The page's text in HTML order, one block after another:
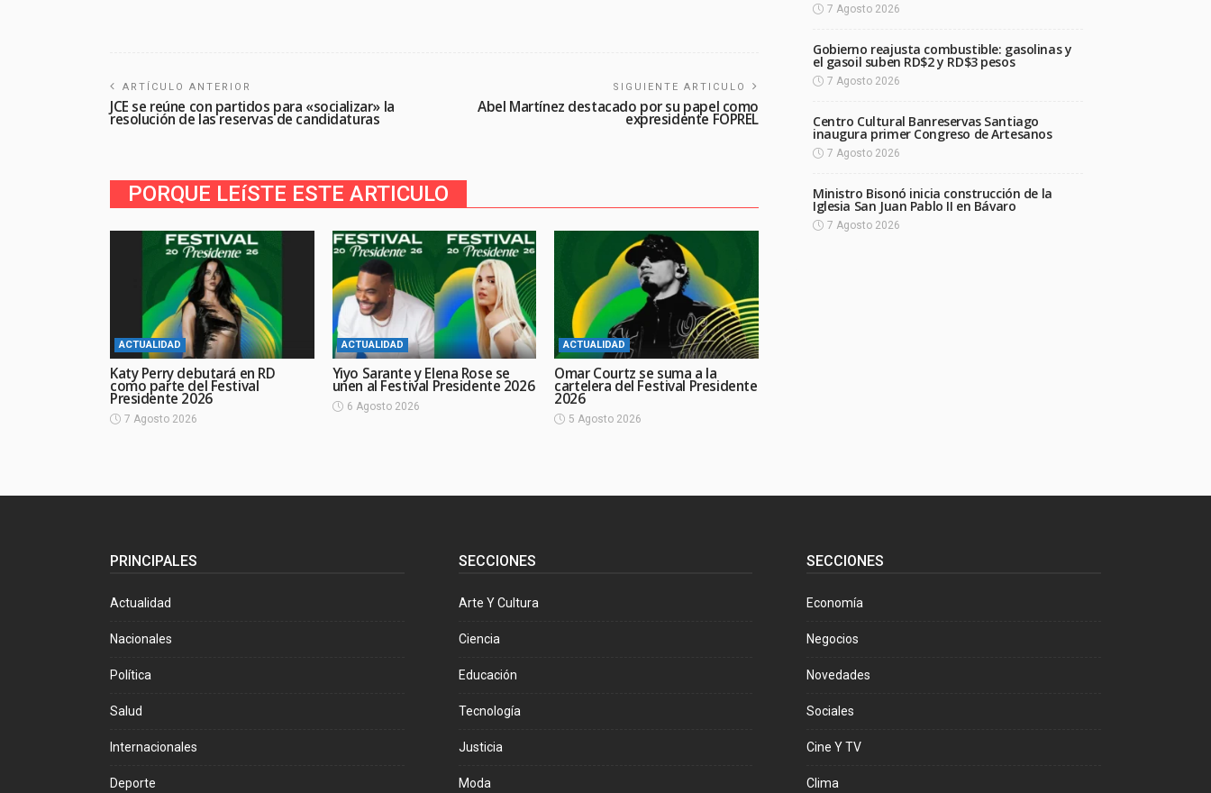
ARTÍCULO ANTERIOR
JCE se reúne con partidos para «socializar» la
resolución de las reservas de candidaturas
SIGUIENTE ARTICULO
Abel Martínez destacado por su papel como
expresidente FOPREL
PORQUE LEíSTE ESTE ARTICULO
ACTUALIDAD
Katy Perry debutará en RD
como parte del Festival
Presidente 2026
7 Agosto 2026
ACTUALIDAD
Yiyo Sarante y Elena Rose se
unen al Festival Presidente 2026
6 Agosto 2026
ACTUALIDAD
Omar Courtz se suma a la
cartelera del Festival Presidente
2026
5 Agosto 2026
7 Agosto 2026
Gobierno reajusta combustible: gasolinas y
el gasoil suben RD$2 y RD$3 pesos
7 Agosto 2026
Centro Cultural Banreservas Santiago
inaugura primer Congreso de Artesanos
7 Agosto 2026
Ministro Bisonó inicia construcción de la
Iglesia San Juan Pablo II en Bávaro
7 Agosto 2026
PRINCIPALES
Actualidad
Nacionales
Política
Salud
Internacionales
Deporte
SECCIONES
Arte Y Cultura
Ciencia
Educación
Tecnología
Justicia
Moda
SECCIONES
Economía
Negocios
Novedades
Sociales
Cine Y TV
Clima